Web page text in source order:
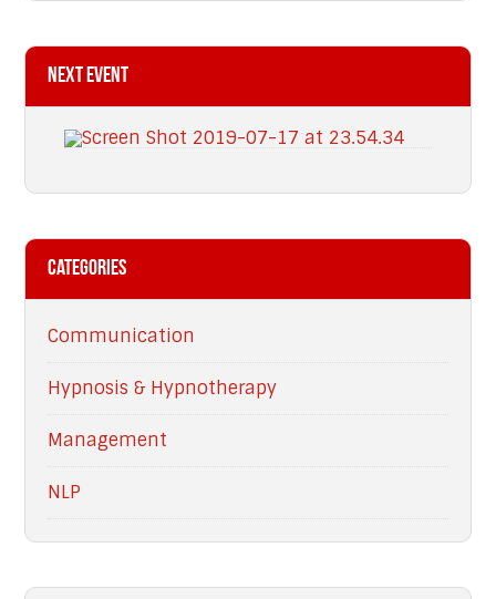
Next Event
Categories
Communication
Hypnosis & Hypnotherapy
Management
NLP